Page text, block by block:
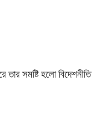
সমষ্টি হলো বিদেশনীতি